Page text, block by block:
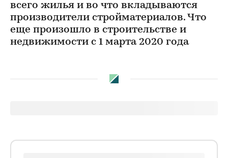
всего жилья и во что вкладываются
производители стройматериалов. Что
еще произошло в строительстве и
недвижимости с 1 марта 2020 года